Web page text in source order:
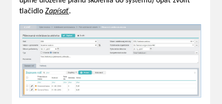
tlačidlo Zapísať.